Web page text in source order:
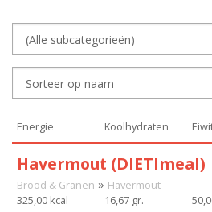
Energie Koolhydraten
Havermout (DIETImeal)
Brood & Granen » Havermout
325,00 kcal
16,67 gr.